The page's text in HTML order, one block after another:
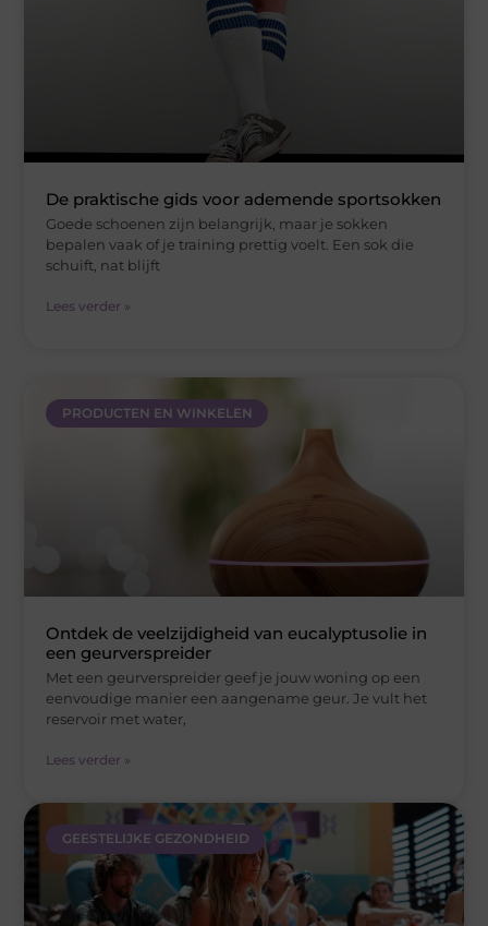
De praktische gids voor ademende sportsokken
Goede schoenen zijn belangrijk, maar je sokken
bepalen vaak of je training prettig voelt. Een sok die
schuift, nat blijft
Lees verder »
PRODUCTEN EN WINKELEN
Ontdek de veelzijdigheid van eucalyptusolie in
een geurverspreider
Met een geurverspreider geef je jouw woning op een
eenvoudige manier een aangename geur. Je vult het
reservoir met water,
Lees verder »
GEESTELIJKE GEZONDHEID